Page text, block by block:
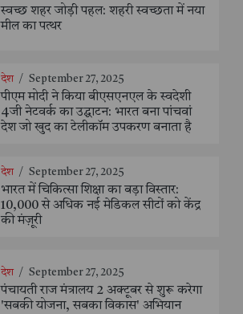
स्वच्छ शहर जोड़ी पहल: शहरी स्वच्छता में नया
मील का पत्थर
देश / September 27, 2025
पीएम मोदी ने किया बीएसएनएल के स्वदेशी
4जी नेटवर्क का उद्घाटन: भारत बना पांचवां
देश जो खुद का टेलीकॉम उपकरण बनाता है
देश / September 27, 2025
भारत में चिकित्सा शिक्षा का बड़ा विस्तार:
10,000 से अधिक नई मेडिकल सीटों को केंद्र
की मंज़ूरी
देश / September 27, 2025
पंचायती राज मंत्रालय 2 अक्टूबर से शुरू करेगा
'सबकी योजना, सबका विकास' अभियान